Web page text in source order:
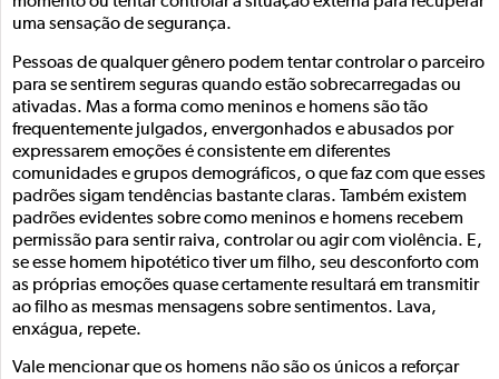
uma sensação de segurança.
Pessoas de qualquer gênero podem tentar controlar o parceiro
para se sentirem seguras quando estão sobrecarregadas ou
ativadas. Mas a forma como meninos e homens são tão
frequentemente julgados, envergonhados e abusados por
expressarem emoções é consistente em diferentes
comunidades e grupos demográficos, o que faz com que esses
padrões sigam tendências bastante claras. Também existem
padrões evidentes sobre como meninos e homens recebem
permissão para sentir raiva, controlar ou agir com violência. E,
se esse homem hipotético tiver um filho, seu desconforto com
as próprias emoções quase certamente resultará em transmitir
ao filho as mesmas mensagens sobre sentimentos. Lava,
enxágua, repete.
Vale mencionar que os homens não são os únicos a reforçar